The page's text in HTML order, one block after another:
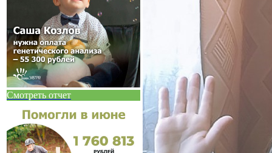
Смотреть отчет